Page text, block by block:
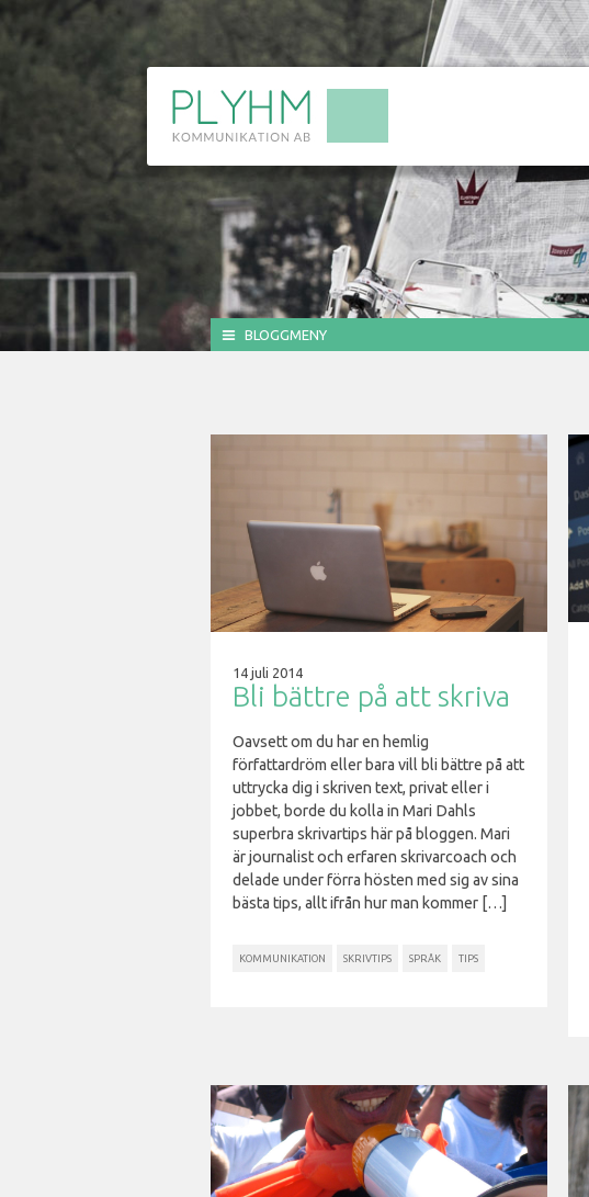
BLOGGMENY
14 juli 2014
Bli bättre på att skriva
Oavsett om du har en hemlig
författardröm eller bara vill bli bättre på att
uttrycka dig i skriven text, privat eller i
jobbet, borde du kolla in Mari Dahls
superbra skrivartips här på bloggen. Mari
är journalist och erfaren skrivarcoach och
delade under förra hösten med sig av sina
bästa tips, allt ifrån hur man kommer […]
KOMMUNIKATION SKRIVTIPS SPRÅK TIPS